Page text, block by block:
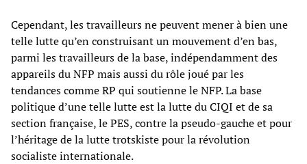
Cependant, les travailleurs ne peuvent mener à bien une
telle lutte qu’en construisant un mouvement d’en bas,
parmi les travailleurs de la base, indépendamment des
appareils du NFP mais aussi du rôle joué par les
tendances comme RP qui soutienne le NFP. La base
politique d’une telle lutte est la lutte du CIQI et de sa
section française, le PES, contre la pseudo-gauche et pour
l’héritage de la lutte trotskiste pour la révolution
socialiste internationale.